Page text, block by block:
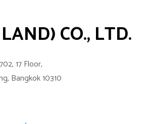
CO., LTD.
17 Floor,
Bangkok 10310